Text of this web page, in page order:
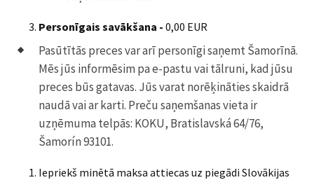
Personīgais savākšana - 0,00 EUR
Pasūtītās preces var arī personīgi saņemt Šamorīnā.
Mēs jūs informēsim pa e-pastu vai tālruni, kad jūsu
preces būs gatavas. Jūs varat norēķināties skaidrā
naudā vai ar karti. Preču saņemšanas vieta ir
uzņēmuma telpās: KOKU, Bratislavská 64/76,
Šamorín 93101.
Iepriekš minētā maksa attiecas uz piegādi Slovākijas